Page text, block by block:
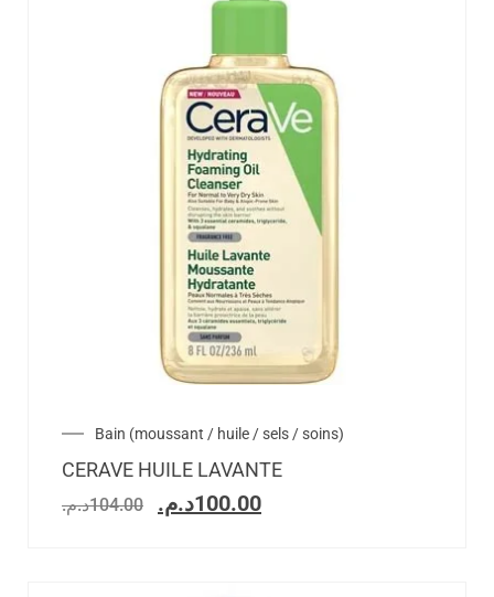
Bain (moussant / huile / sels / soins)
CERAVE HUILE LAVANTE
104.00د.م. 100.00د.م.